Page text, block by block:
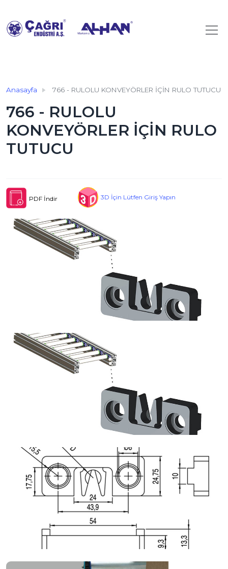
Anasayfa 766 - RULOLU KONVEYÖRLER İÇİN RULO TUTUCU
766 - RULOLU
KONVEYÖRLER İÇİN RULO
TUTUCU
PDF İndir 3D İçin Lütfen Giriş Yapın